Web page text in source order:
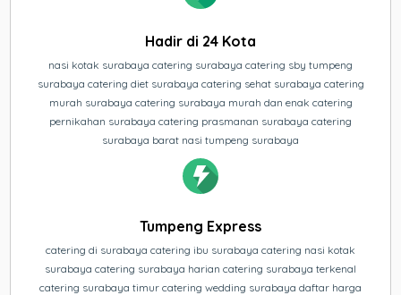
Hadir di 24 Kota
nasi kotak surabaya catering surabaya catering sby tumpeng
surabaya catering diet surabaya catering sehat surabaya catering
murah surabaya catering surabaya murah dan enak catering
pernikahan surabaya catering prasmanan surabaya catering
surabaya barat nasi tumpeng surabaya
Tumpeng Express
catering di surabaya catering ibu surabaya catering nasi kotak
surabaya catering surabaya harian catering surabaya terkenal
catering surabaya timur catering wedding surabaya daftar harga